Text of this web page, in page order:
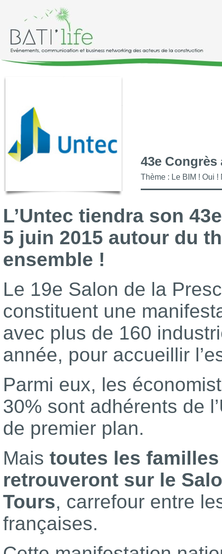
43e Congrès
Thème : Le BIM ! Oui !
L’Untec tiendra son
5 juin 2015 autour du
ensemble !
Le 19e Salon de la
constituent une
avec plus de 160
année, pour accueillir
Parmi eux, les
30% sont adhérents de
de premier plan.
Mais toutes les
retrouveront sur le
Tours, carrefour entre
françaises.